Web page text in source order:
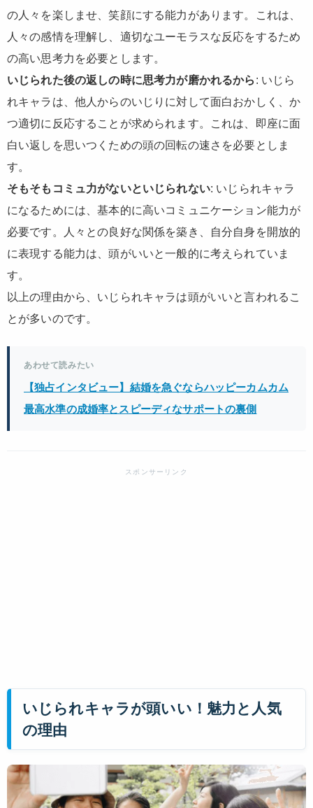
の人々を楽しませ、笑顔にする能力があります。これは、
人々の感情を理解し、適切なユーモラスな反応をするため
の高い思考力を必要とします。
いじられた後の返しの時に思考力が磨かれるから : いじら
れキャラは、他人からのいじりに対して面白おかしく、か
つ適切に反応することが求められます。これは、即座に面
白い返しを思いつくための頭の回転の速さを必要としま
す。
そもそもコミュ力がないといじられない: いじられキャラ
になるためには、基本的に高いコミュニケーション能力が
必要です。人々との良好な関係を築き、自分自身を開放的
に表現する能力は、頭がいいと一般的に考えられていま
す。
以上の理由から、いじられキャラは頭がいいと言われるこ
とが多いのです。
あわせて読みたい
【独占インタビュー】結婚を急ぐならハッピーカムカム
最高水準の成婚率とスピーディなサポートの裏側
いじられキャラが頭いい！魅力と人気
の理由